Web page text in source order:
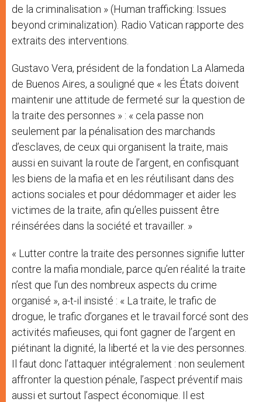
de la criminalisation » (Human trafficking: Issues
beyond criminalization). Radio Vatican rapporte des
extraits des interventions.
Gustavo Vera, président de la fondation La Alameda
de Buenos Aires, a souligné que « les États doivent
maintenir une attitude de fermeté sur la question de
la traite des personnes » : « cela passe non
seulement par la pénalisation des marchands
d’esclaves, de ceux qui organisent la traite, mais
aussi en suivant la route de l’argent, en confisquant
les biens de la mafia et en les réutilisant dans des
actions sociales et pour dédommager et aider les
victimes de la traite, afin qu’elles puissent être
réinsérées dans la société et travailler. »
« Lutter contre la traite des personnes signifie lutter
contre la mafia mondiale, parce qu’en réalité la traite
n’est que l’un des nombreux aspects du crime
organisé », a-t-il insisté : « La traite, le trafic de
drogue, le trafic d’organes et le travail forcé sont des
activités mafieuses, qui font gagner de l’argent en
piétinant la dignité, la liberté et la vie des personnes.
Il faut donc l’attaquer intégralement : non seulement
affronter la question pénale, l’aspect préventif mais
aussi et surtout l’aspect économique. Il est